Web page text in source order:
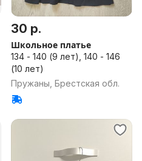
30 р.
Школьное платье
134 - 140 (9 лет), 140 - 146
(10 лет)
Пружаны, Брестская обл.